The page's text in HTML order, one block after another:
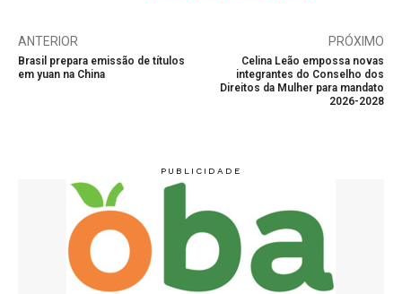
ANTERIOR
Brasil prepara emissão de títulos
em yuan na China
PRÓXIMO
Celina Leão empossa novas
integrantes do Conselho dos
Direitos da Mulher para mandato
2026-2028